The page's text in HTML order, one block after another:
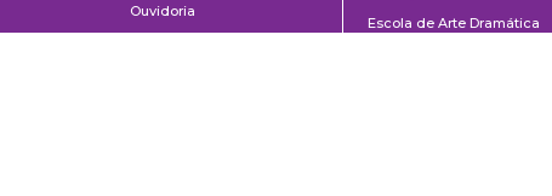
Ouvidoria
Escola de Arte Dramática